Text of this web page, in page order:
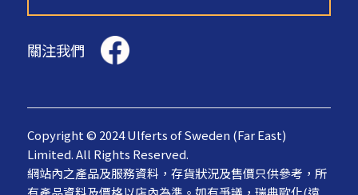
關注我們
Copyright © 2024 Ulferts of Sweden (Far East)
Limited. All Rights Reserved.
網站內之產品及服務資料，存貨狀況及售價只供參考，所